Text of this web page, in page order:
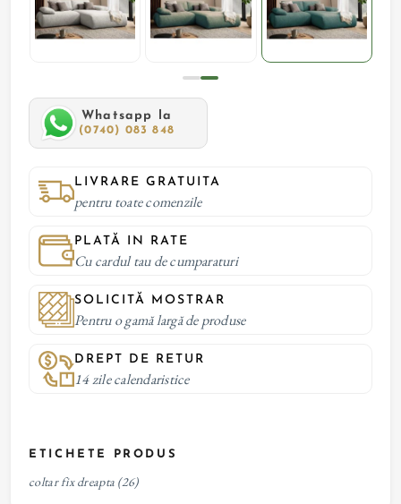
Whatsapp la
(0740) 083 848
LIVRARE GRATUITA
pentru toate comenzile
PLATĂ IN RATE
Cu cardul tau de cumparaturi
SOLICITĂ MOSTRAR
Pentru o gamă largă de produse
DREPT DE RETUR
14 zile calendaristice
ETICHETE PRODUS
coltar fix dreapta (26)